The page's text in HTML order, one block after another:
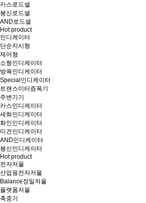
카스로드셀
봉신로드셀
AND로드셀
Hot product
인디케이터
단순지시형
제어형
소형인디케이터
방폭인디케이터
Special인디케이터
트랜스미터증폭기
주변기기
카스인디케이터
세화인디케이터
화인인디케이터
미건인디케이터
AND인디케이터
봉신인디케이터
Hot product
전자저울
산업용전자저울
Balance정밀저울
플랫폼저울
축중기